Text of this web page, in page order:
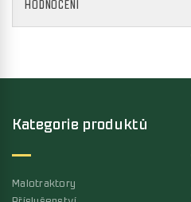
HODNOCENÍ
Kategorie produktů
Malotraktory